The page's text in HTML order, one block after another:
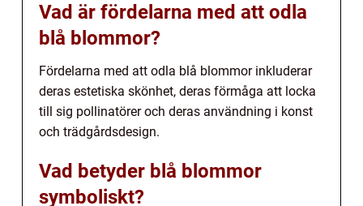
Vad är fördelarna med att odla
blå blommor?
Fördelarna med att odla blå blommor inkluderar
deras estetiska skönhet, deras förmåga att locka
till sig pollinatörer och deras användning i konst
och trädgårdsdesign.
Vad betyder blå blommor
symboliskt?